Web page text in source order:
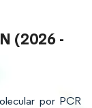
(2026 -
por PCR